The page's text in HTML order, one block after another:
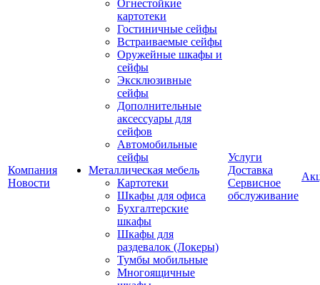
Компания
Новости
Огнестойкие
картотеки
Гостиничные сейфы
Встраиваемые сейфы
Оружейные шкафы и
сейфы
Эксклюзивные
сейфы
Дополнительные
аксессуары для
сейфов
Автомобильные
сейфы
Металлическая мебель
Картотеки
Шкафы для офиса
Бухгалтерские
шкафы
Шкафы для
раздевалок (Локеры)
Тумбы мобильные
Многоящичные
Услуги
Доставка
Сервисное
обслуживание